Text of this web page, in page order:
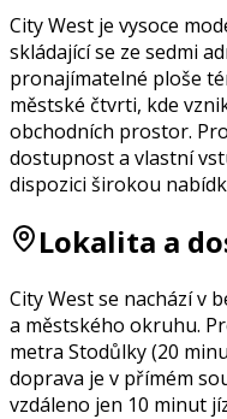
City West je vysoce
skládající se ze sedmi
pronajímatelné ploše
městské čtvrti, kde
obchodních prostor.
dostupnost a vlastní
dispozici širokou
Lokalita a
City West se nachází v
a městského okruhu.
metra Stodůlky (20
doprava je v přímém
vzdáleno jen 10 minut